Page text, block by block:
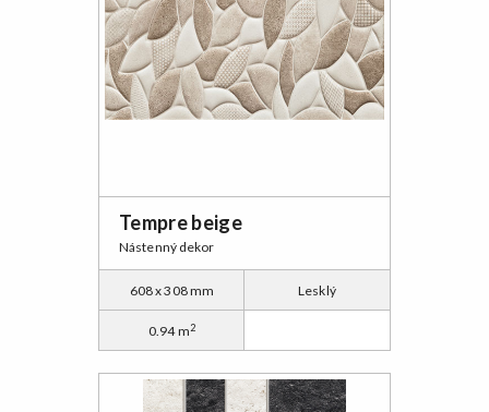
Tempre beige
Nástenný dekor
608 x 308 mm Lesklý
0.94 m2